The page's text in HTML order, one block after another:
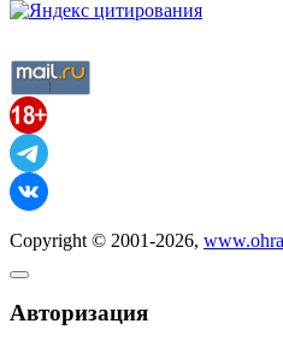
Copyright © 2001-2026,
Авторизация